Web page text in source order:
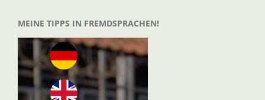
MEINE TIPPS IN FREMDSPRACHEN!